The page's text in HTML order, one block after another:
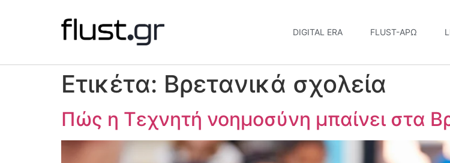
DIGITAL ERA FLUST-ΆΡΩ
Ετικέτα: Βρετανικά σχολεία
Πώς η Τεχνητή νοημοσύνη μπαίνει στα